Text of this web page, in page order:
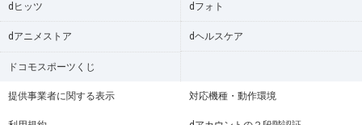
dヒッツ dフォト
dアニメストア dヘルスケア
ドコモスポーツくじ
提供事業者に関する表示 対応機種・動作環境